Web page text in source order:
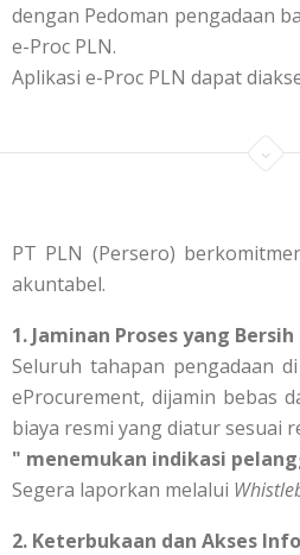
dengan Pedoman pengadaan
e-Proc PLN.
Aplikasi e-Proc PLN dapat
PT PLN (Persero)
akuntabel.
1. Jaminan Proses yang
Seluruh tahapan pengadaan
eProcurement, dijamin bebas
biaya resmi yang diatur sesuai
" menemukan indikasi
Segera laporkan melalui
2. Keterbukaan dan Akses